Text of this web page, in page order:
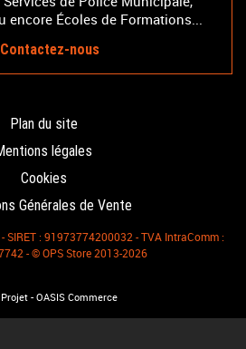
encore Écoles de Formations...
nous
Plan du site
légales
Cookies
Générales de Vente
SIRET : 91973774200032 - TVA IntraComm :
- © OPS Store 2013-2026
- OASIS Commerce